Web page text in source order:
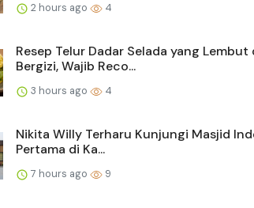
2 hours ago 4
Resep Telur Dadar Selada yang Lembut
Bergizi, Wajib Reco...
3 hours ago 4
Nikita Willy Terharu Kunjungi Masjid
Pertama di Ka...
7 hours ago 9